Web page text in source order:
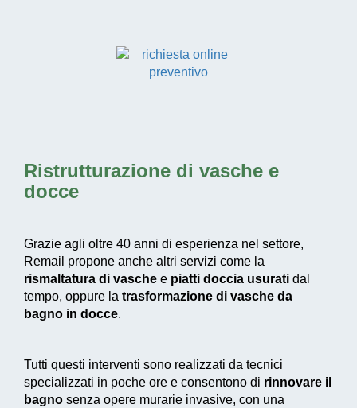
Ristrutturazione di vasche e
docce
Grazie agli oltre 40 anni di esperienza nel settore,
Remail propone anche altri servizi come la
rismaltatura di vasche e piatti doccia usurati dal
tempo, oppure la trasformazione di vasche da
bagno in docce.
Tutti questi interventi sono realizzati da tecnici
specializzati in poche ore e consentono di rinnovare il
bagno senza opere murarie invasive, con una